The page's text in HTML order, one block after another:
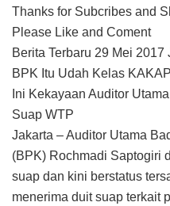
Thanks for Subcribes and
Please Like and Coment
Berita Terbaru 29 Mei
BPK Itu Udah Kelas KAKAP
Ini Kekayaan Auditor
Suap WTP
Jakarta – Auditor Utama
(BPK) Rochmadi Saptogiri
suap dan kini berstatus
menerima duit suap terkait